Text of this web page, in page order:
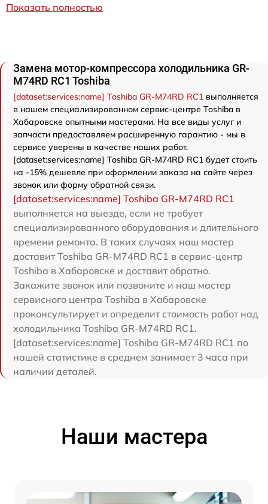
Показать полностью
Замена мотор-компрессора холодильника GR-
M74RD RC1 Toshiba
[dataset:services:name] Toshiba GR-M74RD RC1 выполняется
в нашем специализированном сервис-центре Toshiba в
Хабаровске опытными мастерами. На все виды услуг и
запчасти предоставляем расширенную гарантию - мы в
сервисе уверены в качестве наших работ.
[dataset:services:name] Toshiba GR-M74RD RC1 будет стоить
на -15% дешевле при оформлении заказа на сайте через
звонок или форму обратной связи.
[dataset:services:name] Toshiba GR-M74RD RC1
выполняется на выезде, если не требует
специализированного оборудования и длительного
времени ремонта. В таких случаях наш мастер
доставит Toshiba GR-M74RD RC1 в сервис-центр
Toshiba в Хабаровске и доставит обратно.
Закажите звонок или позвоните и наш мастер
сервисного центра Toshiba в Хабаровске
проконсультирует и определит стоимость работ над
холодильника Toshiba GR-M74RD RC1.
[dataset:services:name] Toshiba GR-M74RD RC1 по
нашей статистике в среднем занимает 3 часа при
наличии деталей.
Наши мастера